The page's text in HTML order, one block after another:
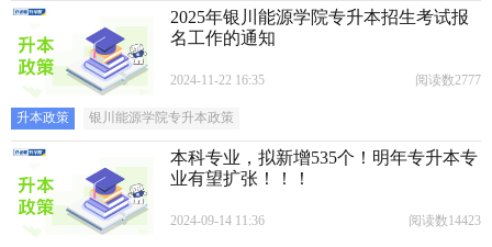
2025年银川能源学院专升本招生考试报
名工作的通知
2024-11-22 16:35 阅读数2777
升本政策 银川能源学院专升本政策
本科专业，拟新增535个！明年专升本专
业有望扩张！！！
2024-09-14 11:36 阅读数14423